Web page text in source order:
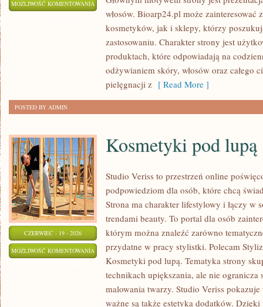
MOŻLIWOŚĆ KOMENTOWANIA KOSMETYKI
ZERO
WASTE
włosów. Bioarp24.pl może zainteresować
kosmetyków, jak i sklepy, którzy
zastosowaniu. Charakter strony jest
produktach, które odpowiadają na
odżywianiem skóry, włosów oraz całego
pielęgnacji z [ Read More ]
POSTED BY ADMIN
CZERWIEC - 19 - 2026
MOŻLIWOŚĆ KOMENTOWANIA KOSMETYKI
LUPĄ
Kosmetyki pod lupą
Studio Veriss to przestrzeń online
podpowiedziom dla osób, które chcą
Strona ma charakter lifestylowy i łączy w
trendami beauty. To portal dla osób
którym można znaleźć zarówno
przydatne w pracy stylistki. Polecam
Kosmetyki pod lupą. Tematyka strony
technikach upiększania, ale nie ogranicza
malowania twarzy. Studio Veriss
ważne są także estetyka dodatków.